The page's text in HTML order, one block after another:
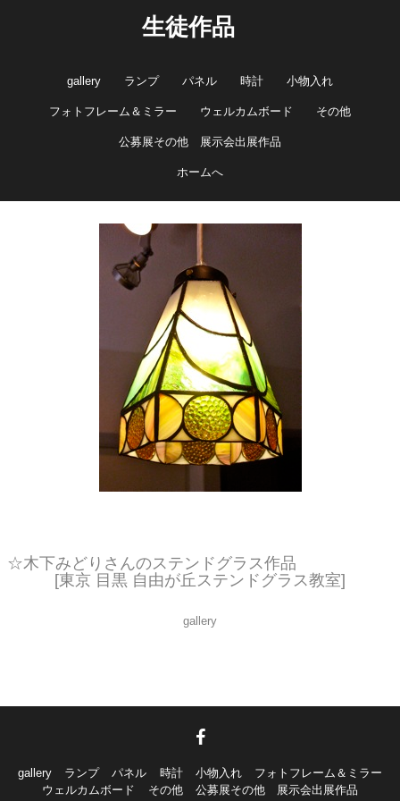
生徒作品
gallery ランプ パネル 時計 小物入れ
フォトフレーム＆ミラー ウェルカムボード その他
公募展その他 展示会出展作品
ホームへ
☆木下みどりさんのステンドグラス作品
[東京 目黒 自由が丘ステンドグラス教室]
gallery
gallery ランプ パネル 時計 小物入れ
フォトフレーム＆ミラー
ウェルカムボード
その他 公募展その他 展示会出展作品